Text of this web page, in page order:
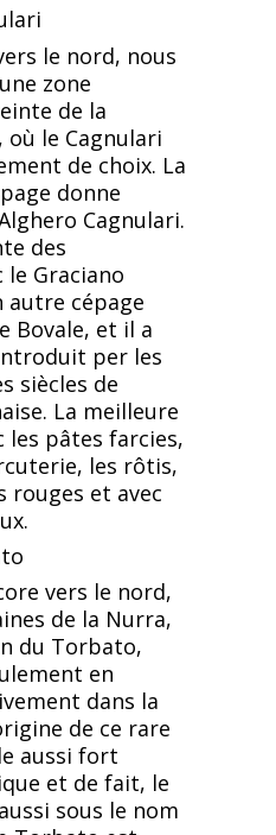
le nord, nous
zone
de la
où le Cagnulari
de choix. La
donne
Cagnulari.
des
le Graciano
autre cépage
Bovale, et il a
per les
siècles de
La meilleure
les pâtes farcies,
les rôtis,
rouges et avec
vers le nord,
de la Nurra,
du Torbato,
en
dans la
de ce rare
aussi fort
et de fait, le
sous le nom